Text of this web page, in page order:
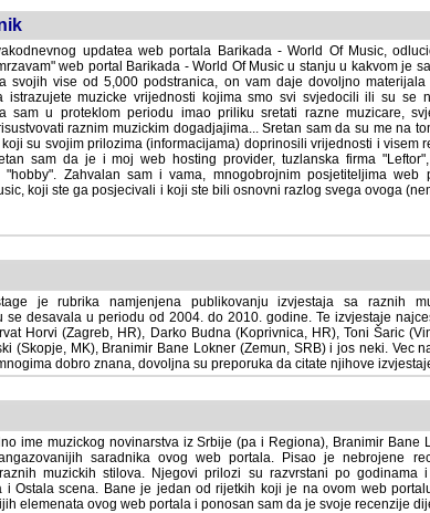
updatea web portala Barikada - World Of Music,
web portal Barikada - World Of Music u stanju u kakvom je
svojih vise od 5,000 podstranica, on vam daje dovoljno
muzicke vrijednosti kojima smo svi svjedocili ili su se nekada
proteklom periodu imao priliku sretati razne muzicare, svjedociti
raznim muzickim dogadjajima... Sretan sam da su me na tom
svojim prilozima (informacijama) doprinosili vrijednosti i visem
da je i moj web hosting provider, tuzlanska firma
"hobby". Zahvalan sam i vama, mnogobrojnim posjetiteljima web
koji ste ga posjecivali i koji ste bili osnovni razlog svega ovoga
je rubrika namjenjena publikovanju izvjestaja sa raznih
se desavala u periodu od 2004. do 2010. godine. Te izvjestaje
Horvi (Zagreb, HR), Darko Budna (Koprivnica, HR), Toni Šaric
(Skopje, MK), Branimir Bane Lokner (Zemun, SRB) i jos neki. Vec
dobro znana, dovoljna su preporuka da citate njihove
ime muzickog novinarstva iz Srbije (pa i Regiona), Branimir Bane
saradnika ovog web portala. Pisao je nebrojene recenzije
stilova. Njegovi prilozi su razvrstani po godinama i po tri
Bane je jedan od rijetkih koji je na ovom web portalu imao svoju
web portala i ponosan sam da je svoje recenzije dijelio sa svima